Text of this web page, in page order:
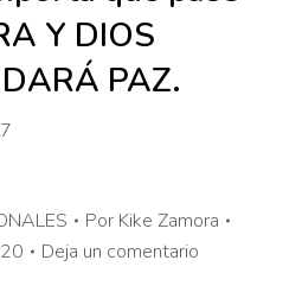
Y DIOS
PAZ.
Por Kike Zamora
Deja un comentario